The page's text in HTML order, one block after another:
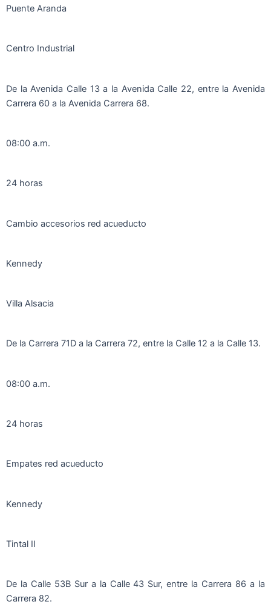
Puente Aranda
Centro Industrial
De la Avenida Calle 13 a la Avenida Calle 22, entre la Avenida
Carrera 60 a la Avenida Carrera 68.
08:00 a.m.
24 horas
Cambio accesorios red acueducto
Kennedy
Villa Alsacia
De la Carrera 71D a la Carrera 72, entre la Calle 12 a la Calle 13.
08:00 a.m.
24 horas
Empates red acueducto
Kennedy
Tintal II
De la Calle 53B Sur a la Calle 43 Sur, entre la Carrera 86 a la
Carrera 82.